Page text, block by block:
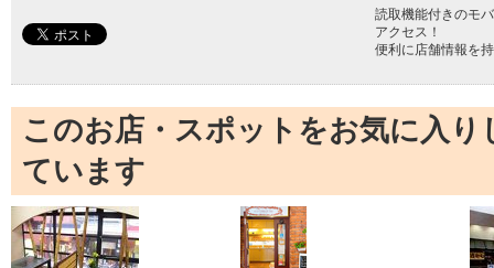
読取機能付きのモ
アクセス！
便利に店舗情報を
このお店・スポットをお気に入
ています